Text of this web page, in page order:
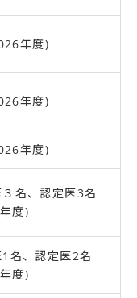
年度)
年度)
年度)
名、認定医3名
度)
名、認定医2名
度)